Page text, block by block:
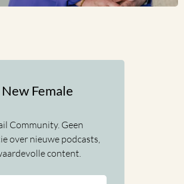
Female
Community. Geen
over nieuwe podcasts,
content.